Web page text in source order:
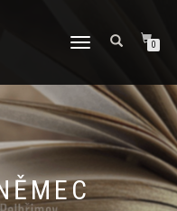
PŘEPNOUT
0